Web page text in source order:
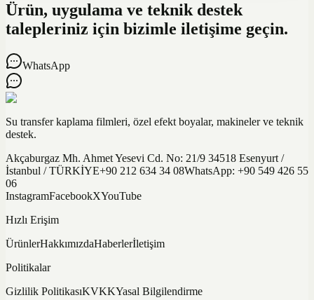
Ürün, uygulama ve teknik destek
talepleriniz için bizimle iletişime geçin.
WhatsApp
Su transfer kaplama filmleri, özel efekt boyalar, makineler ve teknik
destek.
Akçaburgaz Mh. Ahmet Yesevi Cd. No: 21/9 34518 Esenyurt /
İstanbul / TÜRKİYE+90 212 634 34 08WhatsApp: +90 549 426 55
06
InstagramFacebookXYouTube
Hızlı Erişim
ÜrünlerHakkımızdaHaberlerİletişim
Politikalar
Gizlilik PolitikasıKVKKYasal Bilgilendirme